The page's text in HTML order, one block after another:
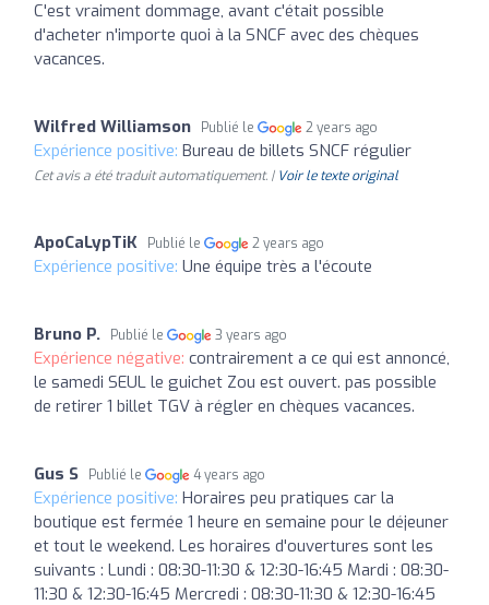
C'est vraiment dommage, avant c'était possible
d'acheter n'importe quoi à la SNCF avec des chèques
vacances.
Wilfred Williamson Publié le 2 years ago
Expérience positive: Bureau de billets SNCF régulier
Cet avis a été traduit automatiquement. | Voir le texte original
ApoCaLypTiK Publié le 2 years ago
Expérience positive: Une équipe très a l'écoute
Bruno P. Publié le 3 years ago
Expérience négative: contrairement a ce qui est annoncé,
le samedi SEUL le guichet Zou est ouvert. pas possible
de retirer 1 billet TGV à régler en chèques vacances.
Gus S Publié le 4 years ago
Expérience positive: Horaires peu pratiques car la
boutique est fermée 1 heure en semaine pour le déjeuner
et tout le weekend. Les horaires d'ouvertures sont les
suivants : Lundi : 08:30-11:30 & 12:30-16:45 Mardi : 08:30-
11:30 & 12:30-16:45 Mercredi : 08:30-11:30 & 12:30-16:45